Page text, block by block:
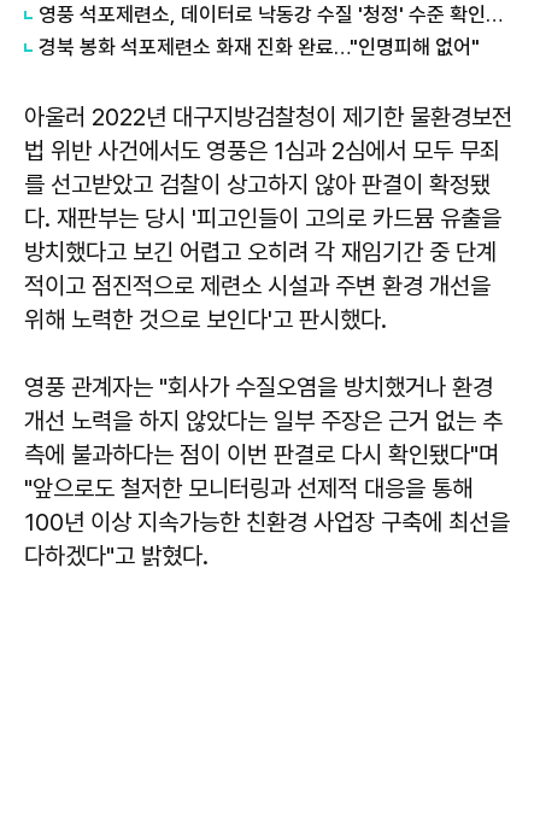
영풍 석포제련소, 데이터로 낙동강 수질 '청정' 수준 확인했다
경북 봉화 석포제련소 화재 진화 완료…"인명피해 없어"
아울러 2022년 대구지방검찰청이 제기한 물환경보전
법 위반 사건에서도 영풍은 1심과 2심에서 모두 무죄
를 선고받았고 검찰이 상고하지 않아 판결이 확정됐
다. 재판부는 당시 '피고인들이 고의로 카드뮴 유출을
방치했다고 보긴 어렵고 오히려 각 재임기간 중 단계
적이고 점진적으로 제련소 시설과 주변 환경 개선을
위해 노력한 것으로 보인다'고 판시했다.
영풍 관계자는 "회사가 수질오염을 방치했거나 환경
개선 노력을 하지 않았다는 일부 주장은 근거 없는 추
측에 불과하다는 점이 이번 판결로 다시 확인됐다"며
"앞으로도 철저한 모니터링과 선제적 대응을 통해
100년 이상 지속가능한 친환경 사업장 구축에 최선을
다하겠다"고 밝혔다.